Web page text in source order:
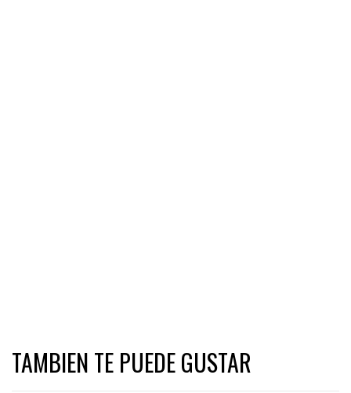
TAMBIEN TE PUEDE GUSTAR